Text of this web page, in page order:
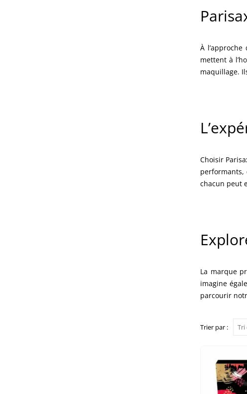
À
mettent à
maquillage.
Choisir
performants,
chacun peut
La marque
imagine
parcourir
Trier par :